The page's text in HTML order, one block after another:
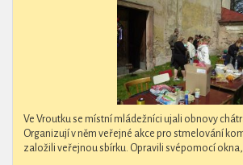
Ve Vroutku se místní mládežníci ujali obnovy
Organizují v něm veřejné akce pro stmelování
založili veřejnou sbírku. Opravili svépomocí okna,